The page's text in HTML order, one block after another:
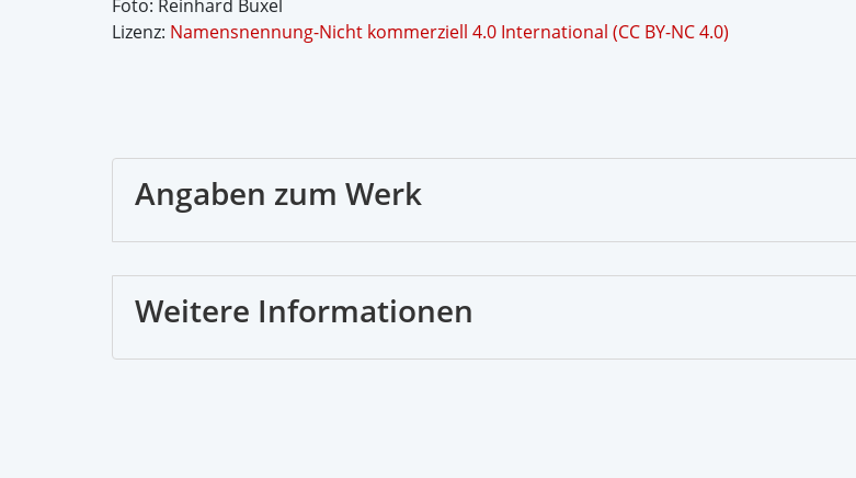
Foto: Reinhard Buxel
Lizenz: Namensnennung-Nicht kommerziell 4.0 International (CC BY-NC 4.0)
Angaben zum Werk
Weitere Informationen